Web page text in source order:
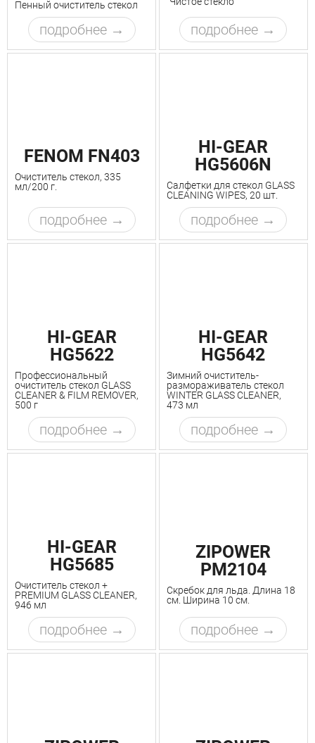
Пенный очиститель стекол
подробнее подробнее
FENOM FN403
Очиститель стекол, 335
мл/200 г.
подробнее
HI-GEAR
HG5606N
Салфетки для стекол GLASS
CLEANING WIPES, 20 шт.
подробнее
HI-GEAR
HG5622
Профессиональный
очиститель стекол GLASS
CLEANER & FILM REMOVER,
500 г
подробнее
HI-GEAR
HG5642
Зимний очиститель-
размораживатель стекол
WINTER GLASS CLEANER,
473 мл
подробнее
HI-GEAR
HG5685
Очиститель стекол +
PREMIUM GLASS CLEANER,
946 мл
подробнее
ZIPOWER
PM2104
Скребок для льда. Длина 18
см. Ширина 10 см.
подробнее